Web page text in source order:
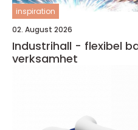
inspiration
02. August 2026
Industrihall - flexibel
verksamhet